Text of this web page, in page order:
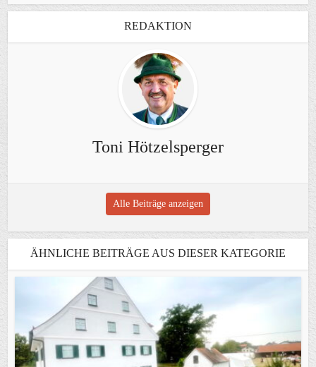
REDAKTION
Toni Hötzelsperger
Alle Beiträge anzeigen
ÄHNLICHE BEITRÄGE AUS DIESER KATEGORIE